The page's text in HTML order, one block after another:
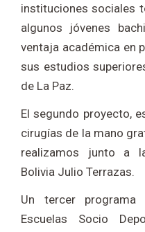
instituciones sociales
algunos jóvenes
ventaja académica en
sus estudios
de La Paz.
El segundo proyecto,
cirugías de la mano
realizamos junto a
Bolivia Julio Terrazas.
Un tercer
Escuelas Socio